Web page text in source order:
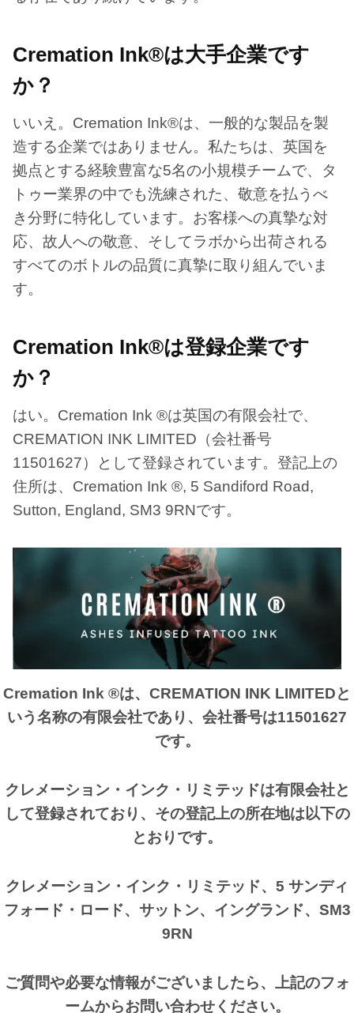
Cremation Ink®は大手企業です
か？
いいえ。Cremation Ink®は、一般的な製品を製
造する企業ではありません。私たちは、英国を
拠点とする経験豊富な5名の小規模チームで、タ
トゥー業界の中でも洗練された、敬意を払うべ
き分野に特化しています。お客様への真摯な対
応、故人への敬意、そしてラボから出荷される
すべてのボトルの品質に真摯に取り組んでいま
す。
Cremation Ink®は登録企業です
か？
はい。Cremation Ink ®は英国の有限会社で、
CREMATION INK LIMITED（会社番号
11501627）として登録されています。登記上の
住所は、Cremation Ink ®, 5 Sandiford Road,
Sutton, England, SM3 9RNです。
Cremation Ink ®は、CREMATION INK LIMITEDと
いう名称の有限会社であり、会社番号は11501627
です。
クレメーション・インク・リミテッドは有限会社と
して登録されており、その登記上の所在地は以下の
とおりです。
クレメーション・インク・リミテッド、5 サンディ
フォード・ロード、サットン、イングランド、SM3
9RN
ご質問や必要な情報がございましたら、上記のフォ
ームからお問い合わせください。